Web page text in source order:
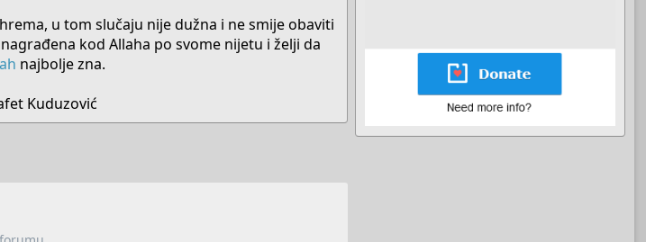
u tom slučaju nije dužna i ne smije obaviti
kod Allaha po svome nijetu i želji da
najbolje zna.
Kuduzović​